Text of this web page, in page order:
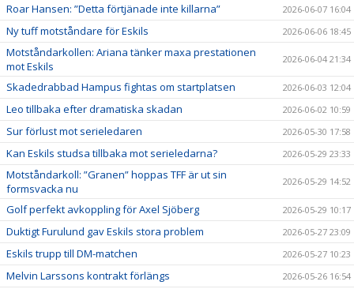
Roar Hansen: ”Detta förtjänade inte killarna” 2026-06-07 16:04
Ny tuff motståndare för Eskils 2026-06-06 18:45
Motståndarkollen: Ariana tänker maxa prestationen
mot Eskils
2026-06-04 21:34
Skadedrabbad Hampus fightas om startplatsen 2026-06-03 12:04
Leo tillbaka efter dramatiska skadan 2026-06-02 10:59
Sur förlust mot serieledaren 2026-05-30 17:58
Kan Eskils studsa tillbaka mot serieledarna? 2026-05-29 23:33
Motståndarkoll: ”Granen” hoppas TFF är ut sin
formsvacka nu
2026-05-29 14:52
Golf perfekt avkoppling för Axel Sjöberg 2026-05-29 10:17
Duktigt Furulund gav Eskils stora problem 2026-05-27 23:09
Eskils trupp till DM-matchen 2026-05-27 10:23
Melvin Larssons kontrakt förlängs 2026-05-26 16:54